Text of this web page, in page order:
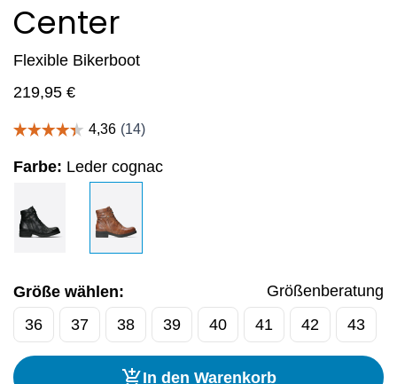
Center
Flexible Bikerboot
219,95 €
Farbe: Leder cognac
Größe wählen:
Größenberatung
36
37 38 39 40 41 42 43
In den Warenkorb